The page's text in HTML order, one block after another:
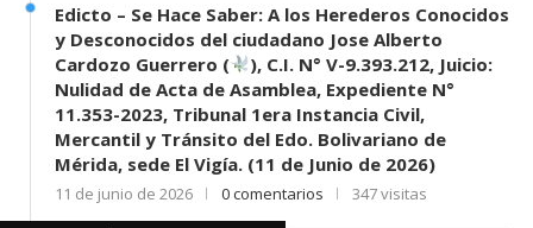
Edicto – Se Hace Saber: A los Herederos Conocidos
y Desconocidos del ciudadano Jose Alberto
Cardozo Guerrero (
), C.I. N° V-9.393.212, Juicio:
Nulidad de Acta de Asamblea, Expediente N°
11.353-2023, Tribunal 1era Instancia Civil,
Mercantil y Tránsito del Edo. Bolivariano de
Mérida, sede El Vigía. (11 de Junio de 2026)
11 de junio de 2026 0 comentarios 347 visitas